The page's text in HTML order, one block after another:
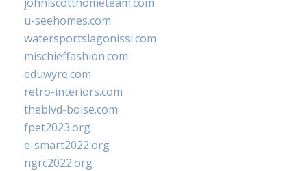
u-seehomes.com
watersportslagonissi.com
mischieffashion.com
eduwyre.com
retro-interiors.com
theblvd-boise.com
fpet2023.org
e-smart2022.org
ngrc2022.org